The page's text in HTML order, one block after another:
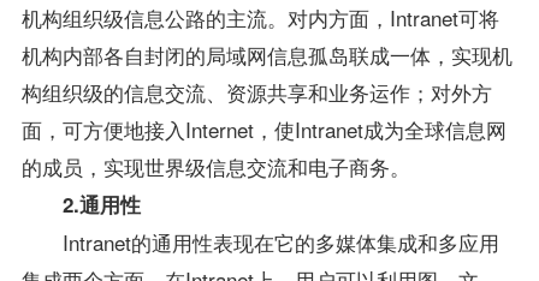
机构组织级信息公路的主流。对内方面，Intranet可将
机构内部各自封闭的局域网信息孤岛联成一体，实现机
构组织级的信息交流、资源共享和业务运作；对外方
面，可方便地接入Internet，使Intranet成为全球信息网
的成员，实现世界级信息交流和电子商务。
2.通用性
Intranet的通用性表现在它的多媒体集成和多应用